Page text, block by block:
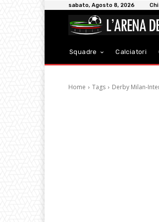
sabato, Agosto 8, 2026
Squadre Calciatori
Home Tags Derby Milan-